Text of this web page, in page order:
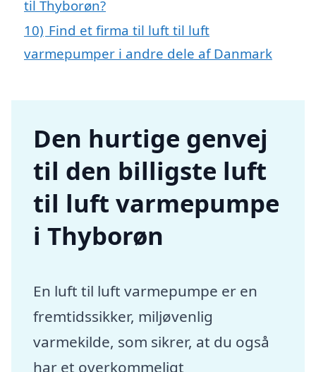
til Thyborøn?
10) Find et firma til luft til luft
varmepumper i andre dele af Danmark
Den hurtige genvej
til den billigste luft
til luft varmepumpe
i Thyborøn
En luft til luft varmepumpe er en
fremtidssikker, miljøvenlig
varmekilde, som sikrer, at du også
har et overkommeligt